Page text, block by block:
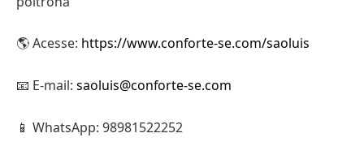
🌎 Acesse: https://www.conforte-se.com/saoluis
📧 E-mail: saoluis@conforte-se.com
📱 WhatsApp: 98981522252